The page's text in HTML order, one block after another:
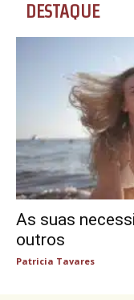
DESTAQUE
As suas
outros
Patricia Tavares